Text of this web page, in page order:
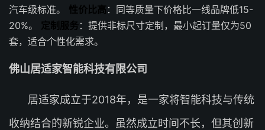
汽车级标准。 性价比高 ：同等质量下价格比一线品牌低15-
20%。 定制服务 ：提供非标尺寸定制，最小起订量仅为50
套，适合个性化需求。
佛山居适家智能科技有限公司
居适家成立于2018年，是一家将智能科技与传统
收纳结合的新锐企业。虽然成立时间不长，但其创新